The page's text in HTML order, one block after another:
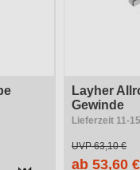
Layher
Gewinde
Lieferzeit 11-
UVP63,10 €
ab 53,60 €